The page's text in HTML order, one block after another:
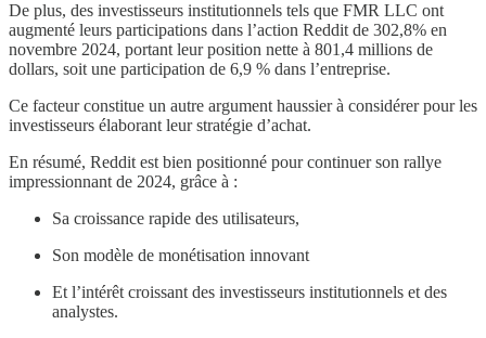
De plus, des investisseurs institutionnels tels que FMR LLC ont
augmenté leurs participations dans l’action Reddit de 302,8% en
novembre 2024, portant leur position nette à 801,4 millions de
dollars, soit une participation de 6,9 % dans l’entreprise.
Ce facteur constitue un autre argument haussier à considérer pour les
investisseurs élaborant leur stratégie d’achat.
En résumé, Reddit est bien positionné pour continuer son rallye
impressionnant de 2024, grâce à :
Sa croissance rapide des utilisateurs,
Son modèle de monétisation innovant
Et l’intérêt croissant des investisseurs institutionnels et des
analystes.